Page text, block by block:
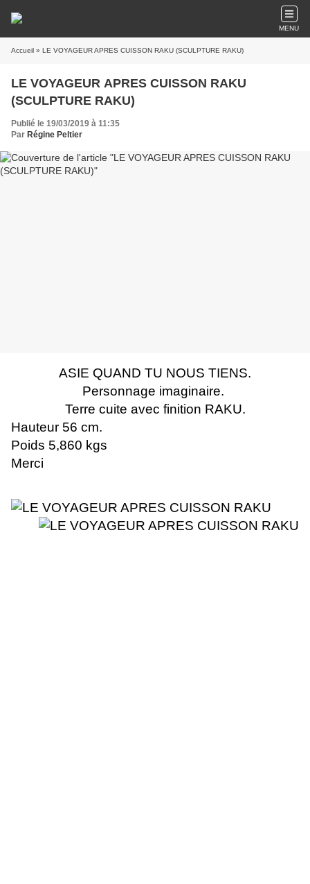
MENU
Accueil » LE VOYAGEUR APRES CUISSON RAKU (SCULPTURE RAKU)
LE VOYAGEUR APRES CUISSON RAKU
(SCULPTURE RAKU)
Publié le 19/03/2019 à 11:35
Par Régine Peltier
ASIE QUAND TU NOUS TIENS.
Personnage imaginaire.
Terre cuite avec finition RAKU.
Hauteur 56 cm.
Poids 5,860 kgs
Merci